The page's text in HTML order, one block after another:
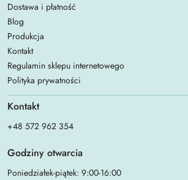
Dostawa i płatność
Blog
Produkcja
Kontakt
Regulamin sklepu internetowego
Polityka prywatności
Kontakt
+48 572 962 354
Godziny otwarcia
Poniedziałek-piątek: 9:00-16:00